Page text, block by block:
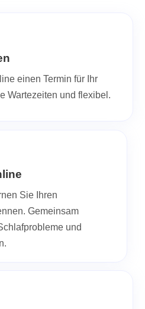
einen Termin für Ihr
Wartezeiten und flexibel.
Sie Ihren
Gemeinsam
und